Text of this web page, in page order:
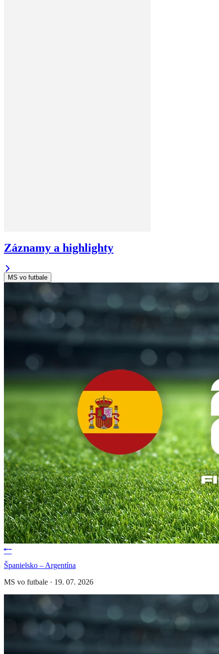
Záznamy a highlighty
MS vo futbale
Španielsko – Argentína
MS vo futbale · 19. 07. 2026